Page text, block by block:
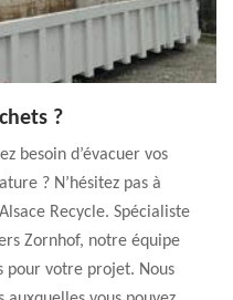
?
besoin d’évacuer vos
? N’hésitez pas à
Recycle. Spécialiste
Zornhof, notre équipe
pour votre projet. Nous